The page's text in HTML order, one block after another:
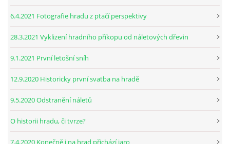
6.4.2021 Fotografie hradu z ptačí perspektivy
28.3.2021 Vyklizení hradního příkopu od náletových dřevin
9.1.2021 První letošní sníh
12.9.2020 Historicky první svatba na hradě
9.5.2020 Odstranění náletů
O historii hradu, či tvrze?
7.4.2020 Konečně i na hrad přichází jaro